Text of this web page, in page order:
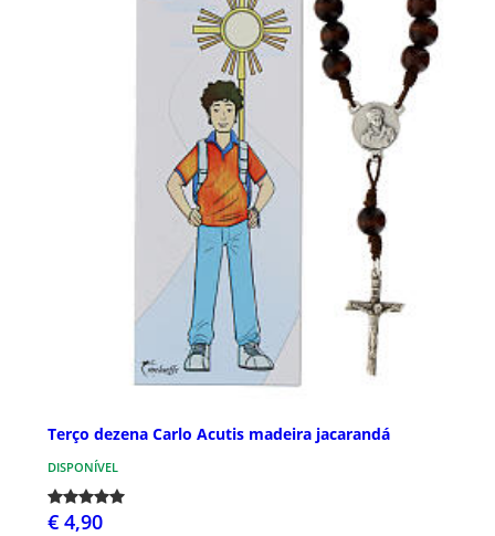
Terço dezena Carlo Acutis madeira jacarandá
DISPONÍVEL
€ 4,90